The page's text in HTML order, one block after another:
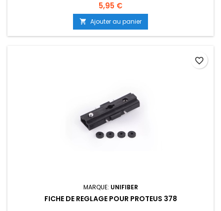
5,95 €
 Ajouter au panier
MARQUE: UNIFIBER
FICHE DE REGLAGE POUR PROTEUS 378
favorite_border